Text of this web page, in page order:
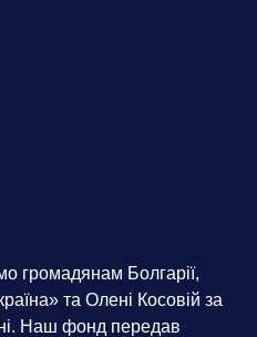
громадянам Болгарії,
та Олені Косовій за
Наш фонд передав